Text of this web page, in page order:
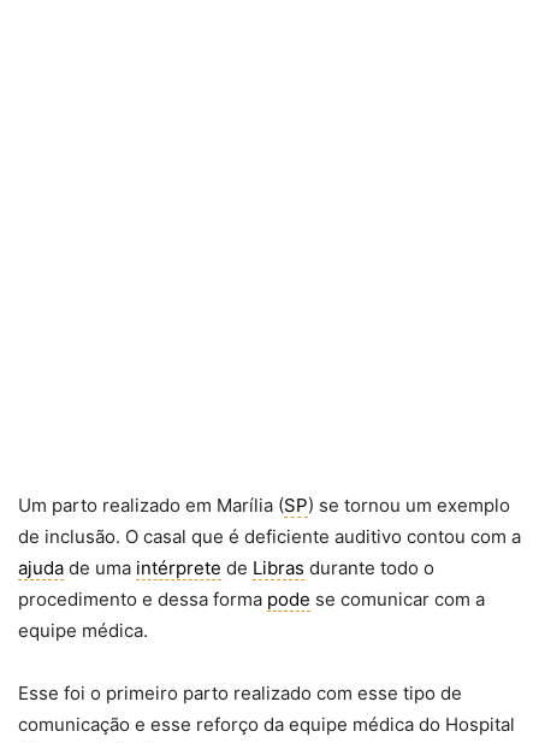
Um parto realizado em Marília (SP) se tornou um exemplo
de inclusão. O casal que é deficiente auditivo contou com a
ajuda de uma intérprete de Libras durante todo o
procedimento e dessa forma pode se comunicar com a
equipe médica.
Esse foi o primeiro parto realizado com esse tipo de
comunicação e esse reforço da equipe médica do Hospital